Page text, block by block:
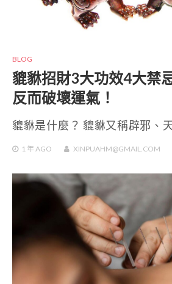
BLOG
貔貅招財3大功效4大禁
反而破壞運氣！
貔貅是什麼？ 貔貅又稱辟邪、
1 年 AGO XINPUAHM@GMAIL.COM